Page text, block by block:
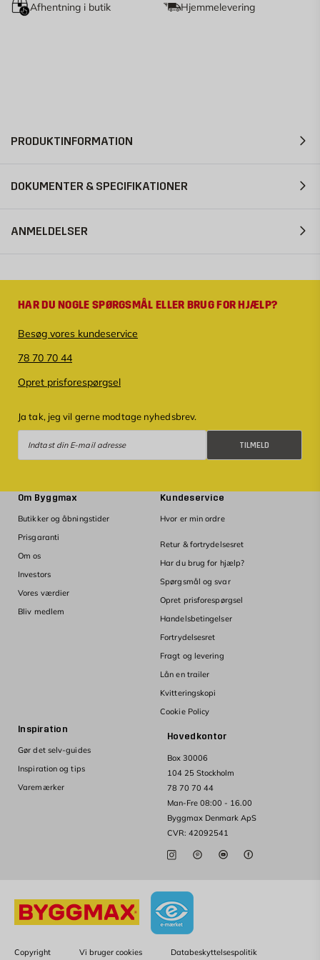
Afhentning i butik Hjemmelevering
PRODUKTINFORMATION
DOKUMENTER & SPECIFIKATIONER
ANMELDELSER
HAR DU NOGLE SPØRGSMÅL ELLER BRUG FOR HJÆLP?
Besøg vores kundeservice
78 70 70 44
Opret prisforespørgsel
Ja tak, jeg vil gerne modtage nyhedsbrev.
TILMELD
Hovedkontor
Box 30006
104 25 Stockholm
78 70 70 44
Man-Fre 08:00 - 16.00
Byggmax Denmark ApS
CVR: 42092541
Om Byggmax
Butikker og åbningstider
Prisgaranti
Om os
Investors
Vores værdier
Bliv medlem
Kundeservice
Hvor er min ordre
Retur & fortrydelsesret
Har du brug for hjælp?
Spørgsmål og svar
Opret prisforespørgsel
Handelsbetingelser
Fortrydelsesret
Fragt og levering
Lån en trailer
Kvitteringskopi
Cookie Policy
Inspiration
Gør det selv-guides
Inspiration og tips
Varemærker
Copyright Vi bruger cookies Databeskyttelsespolitik